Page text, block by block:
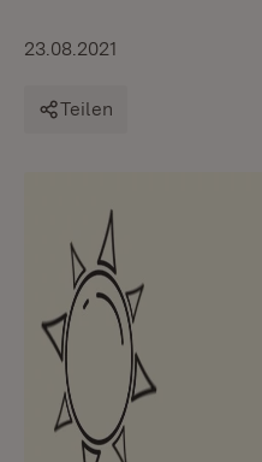
23.08.2021
Teilen